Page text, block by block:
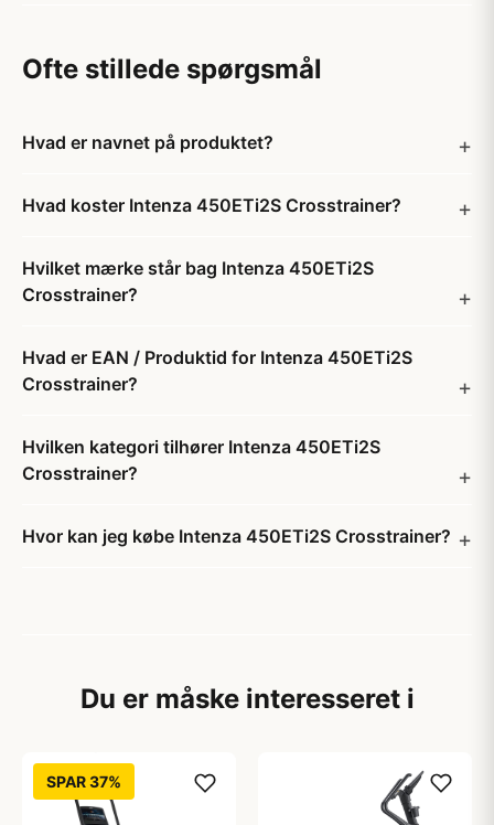
Ofte stillede spørgsmål
Hvad er navnet på produktet?
Hvad koster Intenza 450ETi2S Crosstrainer?
Hvilket mærke står bag Intenza 450ETi2S
Crosstrainer?
Hvad er EAN / Produktid for Intenza 450ETi2S
Crosstrainer?
Hvilken kategori tilhører Intenza 450ETi2S
Crosstrainer?
Hvor kan jeg købe Intenza 450ETi2S Crosstrainer?
Du er måske interesseret i
SPAR 37%